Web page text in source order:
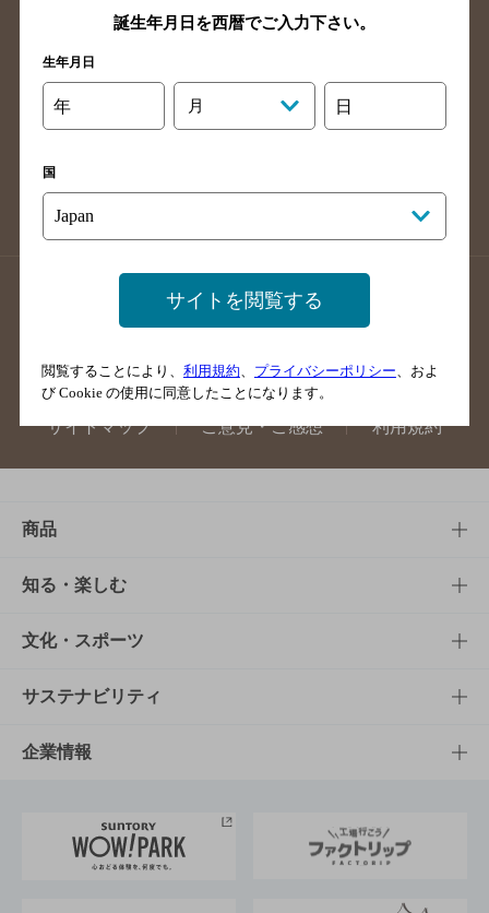
島根県のバー検索
徳島県のバー検索
高知県のバー検索
福岡県のバー検索
長崎県のバー検索
佐賀県のバー検索
店舗登録方法のご案内
店舗情報更新方法のご案内
掲載店舗様ログイン
サイトマップ ご意見・ご感想 利用規約
商品
商品TOP
商品一覧
商品発売情報
栄養成分一覧
知る・楽しむ
知る・楽しむTOP
キャンペーン
工場見学
地域情報
文化・スポーツ
文化・スポーツTOP
サントリーホール
サントリーサンバーズ大阪
サステナビリティ
サステナビリティTOP
サントリーが考えるサステナビリティ経営
企業情報
企業概要
誕生年月日を西暦でご入力下さい。
生年月日
年 月 日
国
サイトを閲覧する
閲覧することにより、 利用規約 プライバシーポリシー 、およ
び Cookie の使用に同意したことになります。